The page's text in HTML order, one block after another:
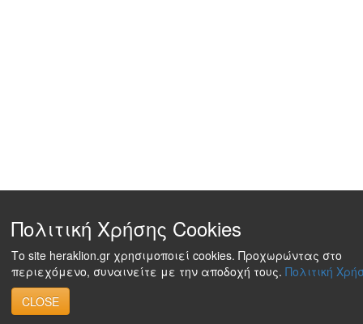
Πολιτική Χρήσης Cookies
Το site heraklion.gr χρησιμοποιεί cookies. Προχωρώντας στο
περιεχόμενο, συναινείτε με την αποδοχή τους. Πολιτική
CLOSE